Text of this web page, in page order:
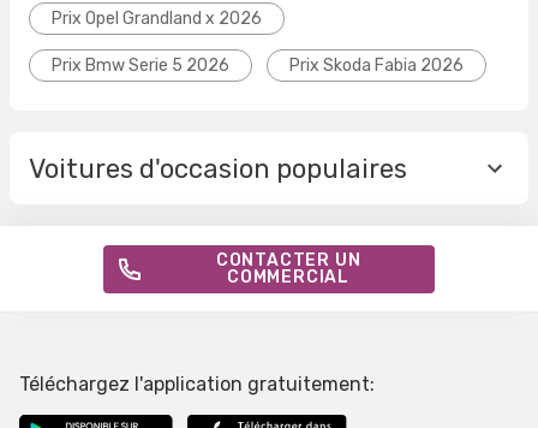
Prix Opel Grandland x 2026
Prix Bmw Serie 5 2026 Prix Skoda Fabia 2026
Voitures d'occasion populaires
CONTACTER UN
COMMERCIAL
Téléchargez l'application gratuitement: